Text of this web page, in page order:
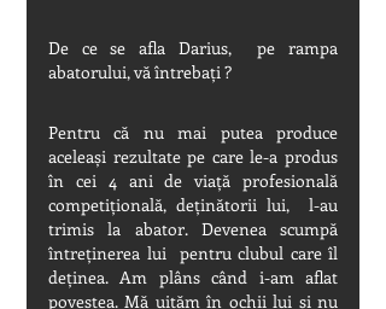
De ce se afla Darius,  pe rampa
abatorului, vă întrebați ?
Pentru că nu mai putea produce
aceleași rezultate pe care le-a produs
în cei 4 ani de viață profesională
competițională, deținătorii lui,  l-au
trimis la abator. Devenea scumpă
întreținerea lui  pentru clubul care îl
deținea. Am plâns când i-am aflat
povestea. Mă uităm în ochii lui și nu